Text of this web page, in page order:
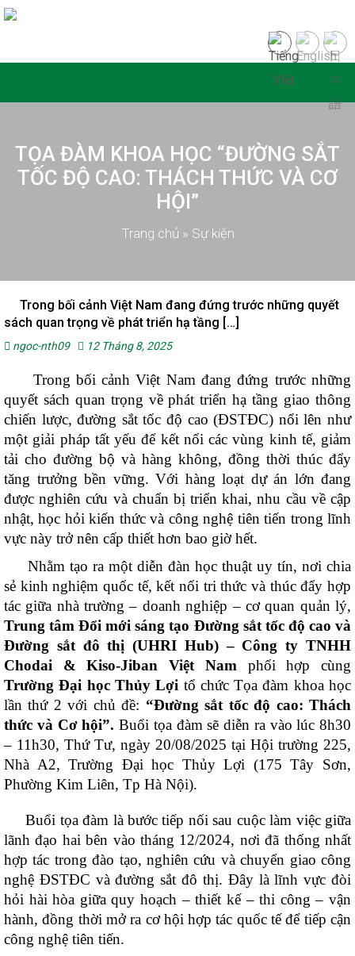
TỌA ĐÀM KHOA HỌC “ĐƯỜNG SẮT
TỐC ĐỘ CAO: THÁCH THỨC VÀ CƠ
HỘI”
Trang chủ » Sự kiện
Trong bối cảnh Việt Nam đang đứng trước những quyết
sách quan trọng về phát triển hạ tầng […]
ngoc-nth09 12 Tháng 8, 2025
Trong bối cảnh Việt Nam đang đứng trước những
quyết sách quan trọng về phát triển hạ tầng giao thông
chiến lược, đường sắt tốc độ cao (ĐSTĐC) nổi lên như
một giải pháp tất yếu để kết nối các vùng kinh tế, giảm
tải cho đường bộ và hàng không, đồng thời thúc đẩy
tăng trưởng bền vững. Với hàng loạt dự án lớn đang
được nghiên cứu và chuẩn bị triển khai, nhu cầu về cập
nhật, học hỏi kiến thức và công nghệ tiên tiến trong lĩnh
vực này trở nên cấp thiết hơn bao giờ hết.
Nhằm tạo ra một diễn đàn học thuật uy tín, nơi chia
sẻ kinh nghiệm quốc tế, kết nối tri thức và thúc đẩy hợp
tác giữa nhà trường – doanh nghiệp – cơ quan quản lý,
Trung tâm Đổi mới sáng tạo Đường sắt tốc độ cao và
Đường sắt đô thị (UHRI Hub) – Công ty TNHH
Chodai & Kiso-Jiban Việt Nam phối hợp cùng
Trường Đại học Thủy Lợi tổ chức Tọa đàm khoa học
lần thứ 2 với chủ đề: “Đường sắt tốc độ cao: Thách
thức và Cơ hội”. Buổi tọa đàm sẽ diễn ra vào lúc 8h30
– 11h30, Thứ Tư, ngày 20/08/2025 tại Hội trường 225,
Nhà A2, Trường Đại học Thủy Lợi (175 Tây Sơn,
Phường Kim Liên, Tp Hà Nội).
Buổi tọa đàm là bước tiếp nối sau cuộc làm việc giữa
lãnh đạo hai bên vào tháng 12/2024, nơi đã thống nhất
hợp tác trong đào tạo, nghiên cứu và chuyển giao công
nghệ ĐSTĐC và đường sắt đô thị. Đây là lĩnh vực đòi
hỏi hài hòa giữa quy hoạch – thiết kế – thi công – vận
hành, đồng thời mở ra cơ hội hợp tác quốc tế để tiếp cận
công nghệ tiên tiến.